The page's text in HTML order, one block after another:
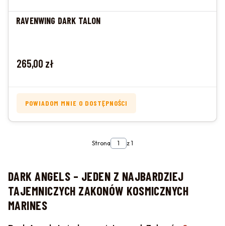
RAVENWING DARK TALON
Cena
265,00 zł
POWIADOM MNIE O DOSTĘPNOŚCI
Strona z 1
DARK ANGELS – JEDEN Z NAJBARDZIEJ
TAJEMNICZYCH ZAKONÓW KOSMICZNYCH
MARINES